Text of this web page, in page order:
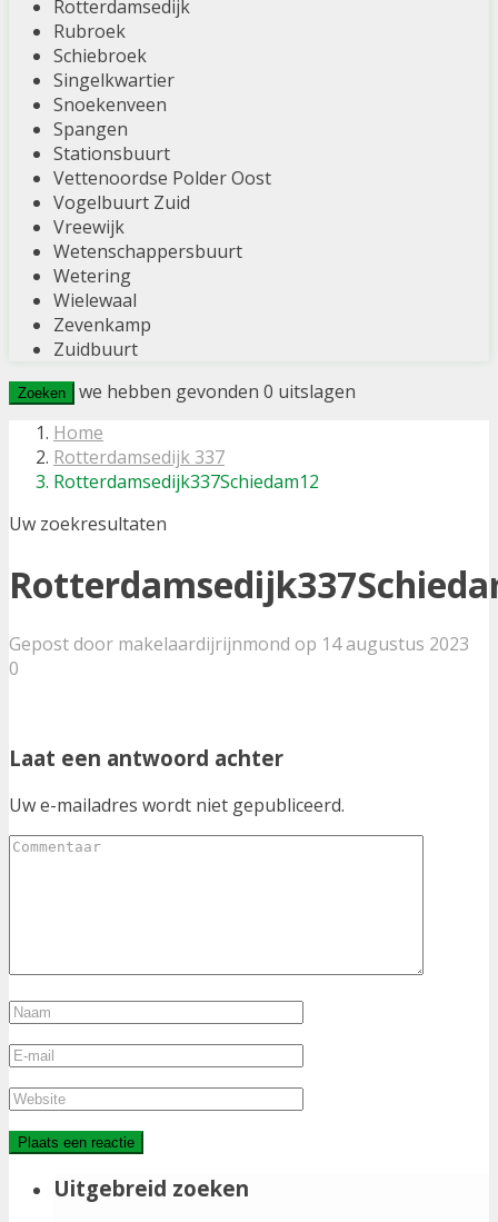
Rotterdamsedijk
Rubroek
Schiebroek
Singelkwartier
Snoekenveen
Spangen
Stationsbuurt
Vettenoordse Polder Oost
Vogelbuurt Zuid
Vreewijk
Wetenschappersbuurt
Wetering
Wielewaal
Zevenkamp
Zuidbuurt
Zoeken we hebben gevonden 0 uitslagen
Home
Rotterdamsedijk 337
Rotterdamsedijk337Schiedam12
Uw zoekresultaten
Gepost door makelaardijrijnmond op 14 augustus 2023
0
Laat een antwoord achter
Uw e-mailadres wordt niet gepubliceerd.
Uitgebreid zoeken